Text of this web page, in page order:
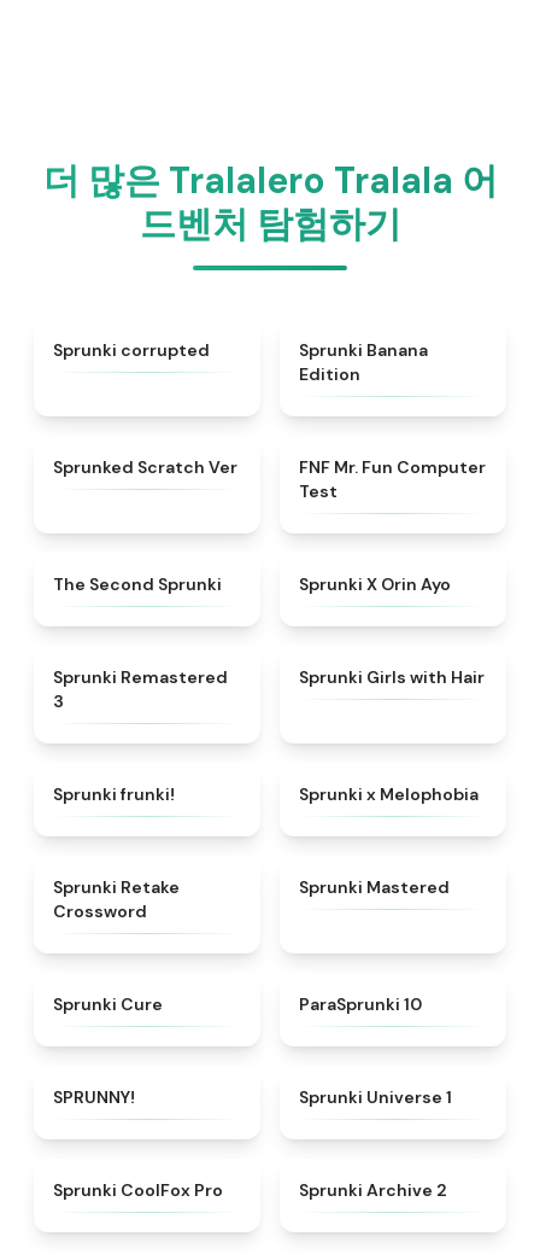
더 많은 Tralalero Tralala 어
드벤처 탐험하기
★
Sprunki corrupted
Sprunki Banana
Edition
★4.4
Sprunked Scratch Ver ★4.9
FNF Mr. Fun Computer
Test
★ 4.5
The Second Sprunki Sprunki X Orin Ayo
4.7
Sprunki Remastered
3
★ 4.4
Sprunki Girls with Hair
Sprunki frunki! ★ 4.3
Sprunki x Melophobia
Sprunki Retake
Crossword
★
Sprunki Mastered
Sprunki Cure ParaSprunki 10
SPRUNNY! ★
Sprunki Universe 1
★
Sprunki CoolFox Pro ★
Sprunki Archive 2